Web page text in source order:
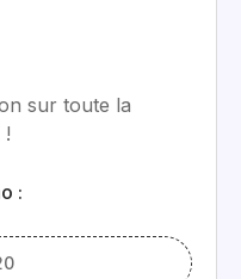
sur toute la
!
: